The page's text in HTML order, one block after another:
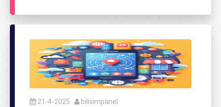
21-4-2025 bilisimpanel